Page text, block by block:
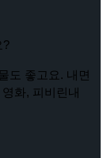
?
도 좋고요. 내면
화, 피비린내